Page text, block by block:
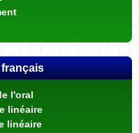
l'oral
linéaire
linéaire